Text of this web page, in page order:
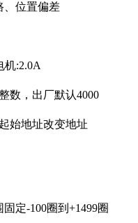
、位置偏差
机:2.0A
数，出厂默认4000
始地址改变地址
定-100圈到+1499圈